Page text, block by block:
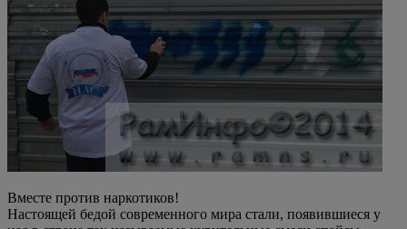
Вместе против наркотиков!
Настоящей бедой современного мира стали, появившиеся у